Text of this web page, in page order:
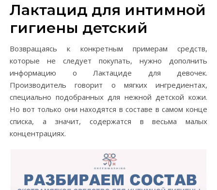
Лактацид для интимной
гигиены детский
Возвращаясь к конкретным примерам средств,
которые не следует покупать, нужно дополнить
информацию о Лактациде для девочек.
Производитель говорит о мягких ингредиентах,
специально подобранных для нежной детской кожи.
Но вот только они находятся в составе в самом конце
списка, а значит, содержатся в весьма малых
концентрациях.